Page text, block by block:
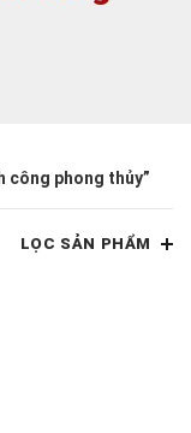
công phong thủy”
LỌC SẢN PHẨM